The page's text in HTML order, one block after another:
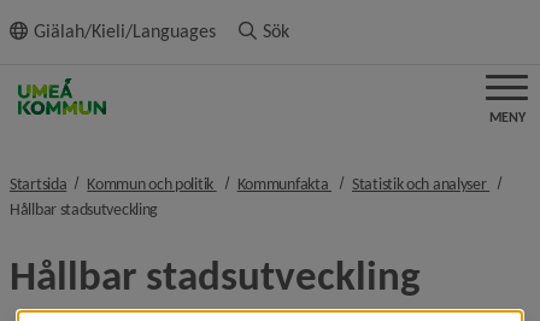
innehållet
Giälah/Kieli/Languages Sök
MENY
Startsida Kommun och politik nivå i brödsmulenavigeringen
Kommunfakta nivå i brödsmulenavigeringen
Statistik och analyser nivå i
Hållbar stadsutvecklingnivå i brödsmulenavigeringen
Hållbar stadsutveckling